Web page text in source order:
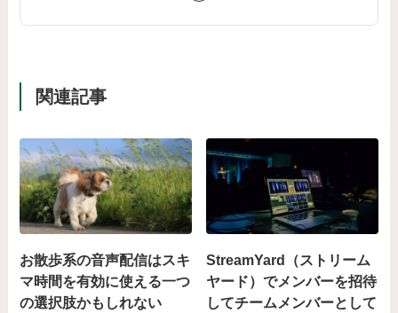
関連記事
お散歩系の音声配信はスキ
マ時間を有効に使える一つ
の選択肢かもしれない
StreamYard（ストリーム
ヤード）でメンバーを招待
してチームメンバーとして